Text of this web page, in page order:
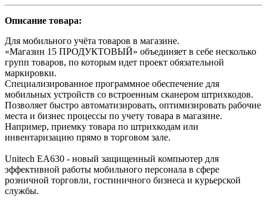
Описание товара:
Для мобильного учёта товаров в магазине.
«Магазин 15 ПРОДУКТОВЫЙ» объединяет в себе несколько
групп товаров, по которым идет проект обязательной
маркировки.
Специализированное программное обеспечение для
мобильных устройств со встроенным сканером штрихкодов.
Позволяет быстро автоматизировать, оптимизировать рабочие
места и бизнес процессы по учету товара в магазине.
Например, приемку товара по штрихкодам или
инвентаризацию прямо в торговом зале.
Unitech EA630 - новый защищенный компьютер для
эффективной работы мобильного персонала в сфере
розничной торговли, гостиничного бизнеса и курьерской
службы.